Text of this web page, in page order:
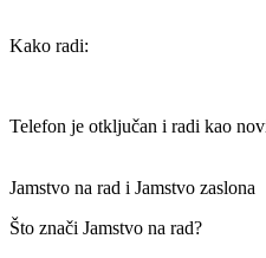
Kako radi:
Telefon je otključan i radi kao
Jamstvo na rad i Jamstvo zaslona
Što znači Jamstvo na rad?